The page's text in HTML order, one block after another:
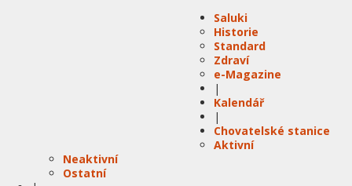
Saluki
Historie
Standard
Zdraví
e-Magazine
|
Kalendář
|
Chovatelské stanice
Aktivní
Neaktivní
Ostatní